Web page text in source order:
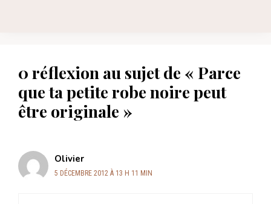
0 réflexion au sujet de « Parce
que ta petite robe noire peut
être originale »
Olivier
5 DÉCEMBRE 2012 À 13 H 11 MIN